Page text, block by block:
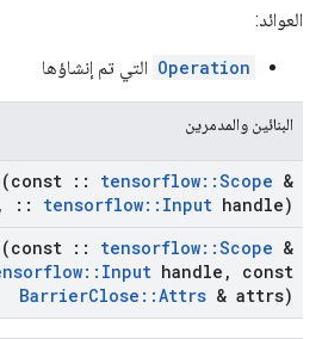
العوائد:
Operation التي تم إنشاؤها
البنائين والمدمرين
(const :: tensorflow::Scope &
, :: tensorflow:: Input handle)
(const :: tensorflow::Scope &
:: Input handle ,
const
BarrierClose ::Attrs & attrs)